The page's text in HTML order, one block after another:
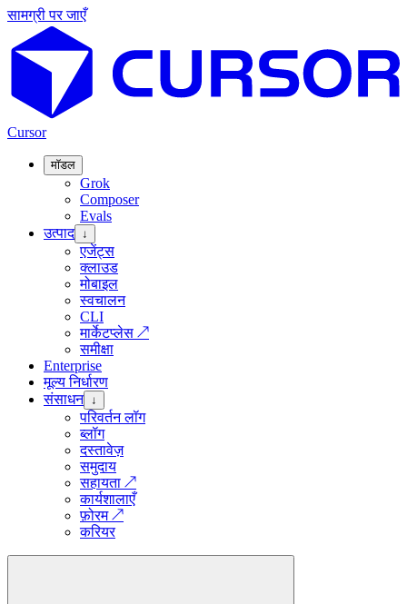
सामग्री पर जाएँ
Cursor
मॉडल
Grok
Composer
Evals
उत्पाद ↓
एजेंट्स
क्लाउड
मोबाइल
स्वचालन
CLI
मार्केटप्लेस ↗
समीक्षा
Enterprise
मूल्य निर्धारण
संसाधन ↓
परिवर्तन लॉग
ब्लॉग
दस्तावेज़
समुदाय
सहायता ↗
कार्यशालाएँ
फ़ोरम↗
करियर